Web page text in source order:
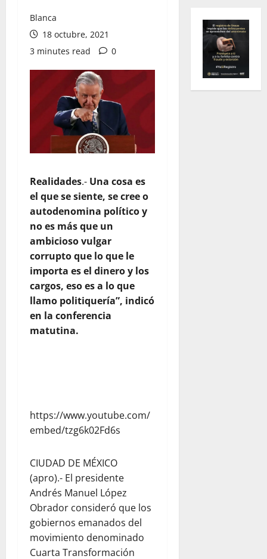
Blanca
18 octubre, 2021
3 minutes read
0
Realidades.- Una cosa es
el que se siente, se cree o
autodenomina político y
no es más que un
ambicioso vulgar
corrupto que lo que le
importa es el dinero y los
cargos, eso es a lo que
llamo politiquería”, indicó
en la conferencia
matutina.
https://www.youtube.com/
embed/tzg6k02Fd6s
CIUDAD DE MÉXICO
(apro).- El presidente
Andrés Manuel López
Obrador consideró que los
gobiernos emanados del
movimiento denominado
Cuarta Transformación